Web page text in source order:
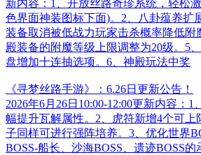
新内容：1、开放丝路奇珍系统，轻松
色界面神装图标下面)。2、八卦蕴养扩
装备取消被低战力玩家击杀概率降低附
殿装备的附魔等级上限调整为20级。5
盘增加十连抽选项。6、神殿玩法中奖
《寻梦丝路手游》：6.26日更新公告！
2026年6月26日10:00-12:00更新内容：
幅提升瓦解属性。2、虎符新增4个可上
子同样可进行强阵培养。3、优化世界
BOSS-船长、沙海BOSS、遗迹BOSS